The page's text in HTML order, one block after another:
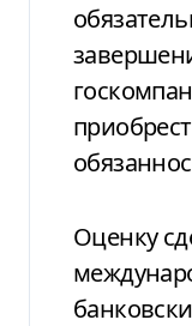
Оценку